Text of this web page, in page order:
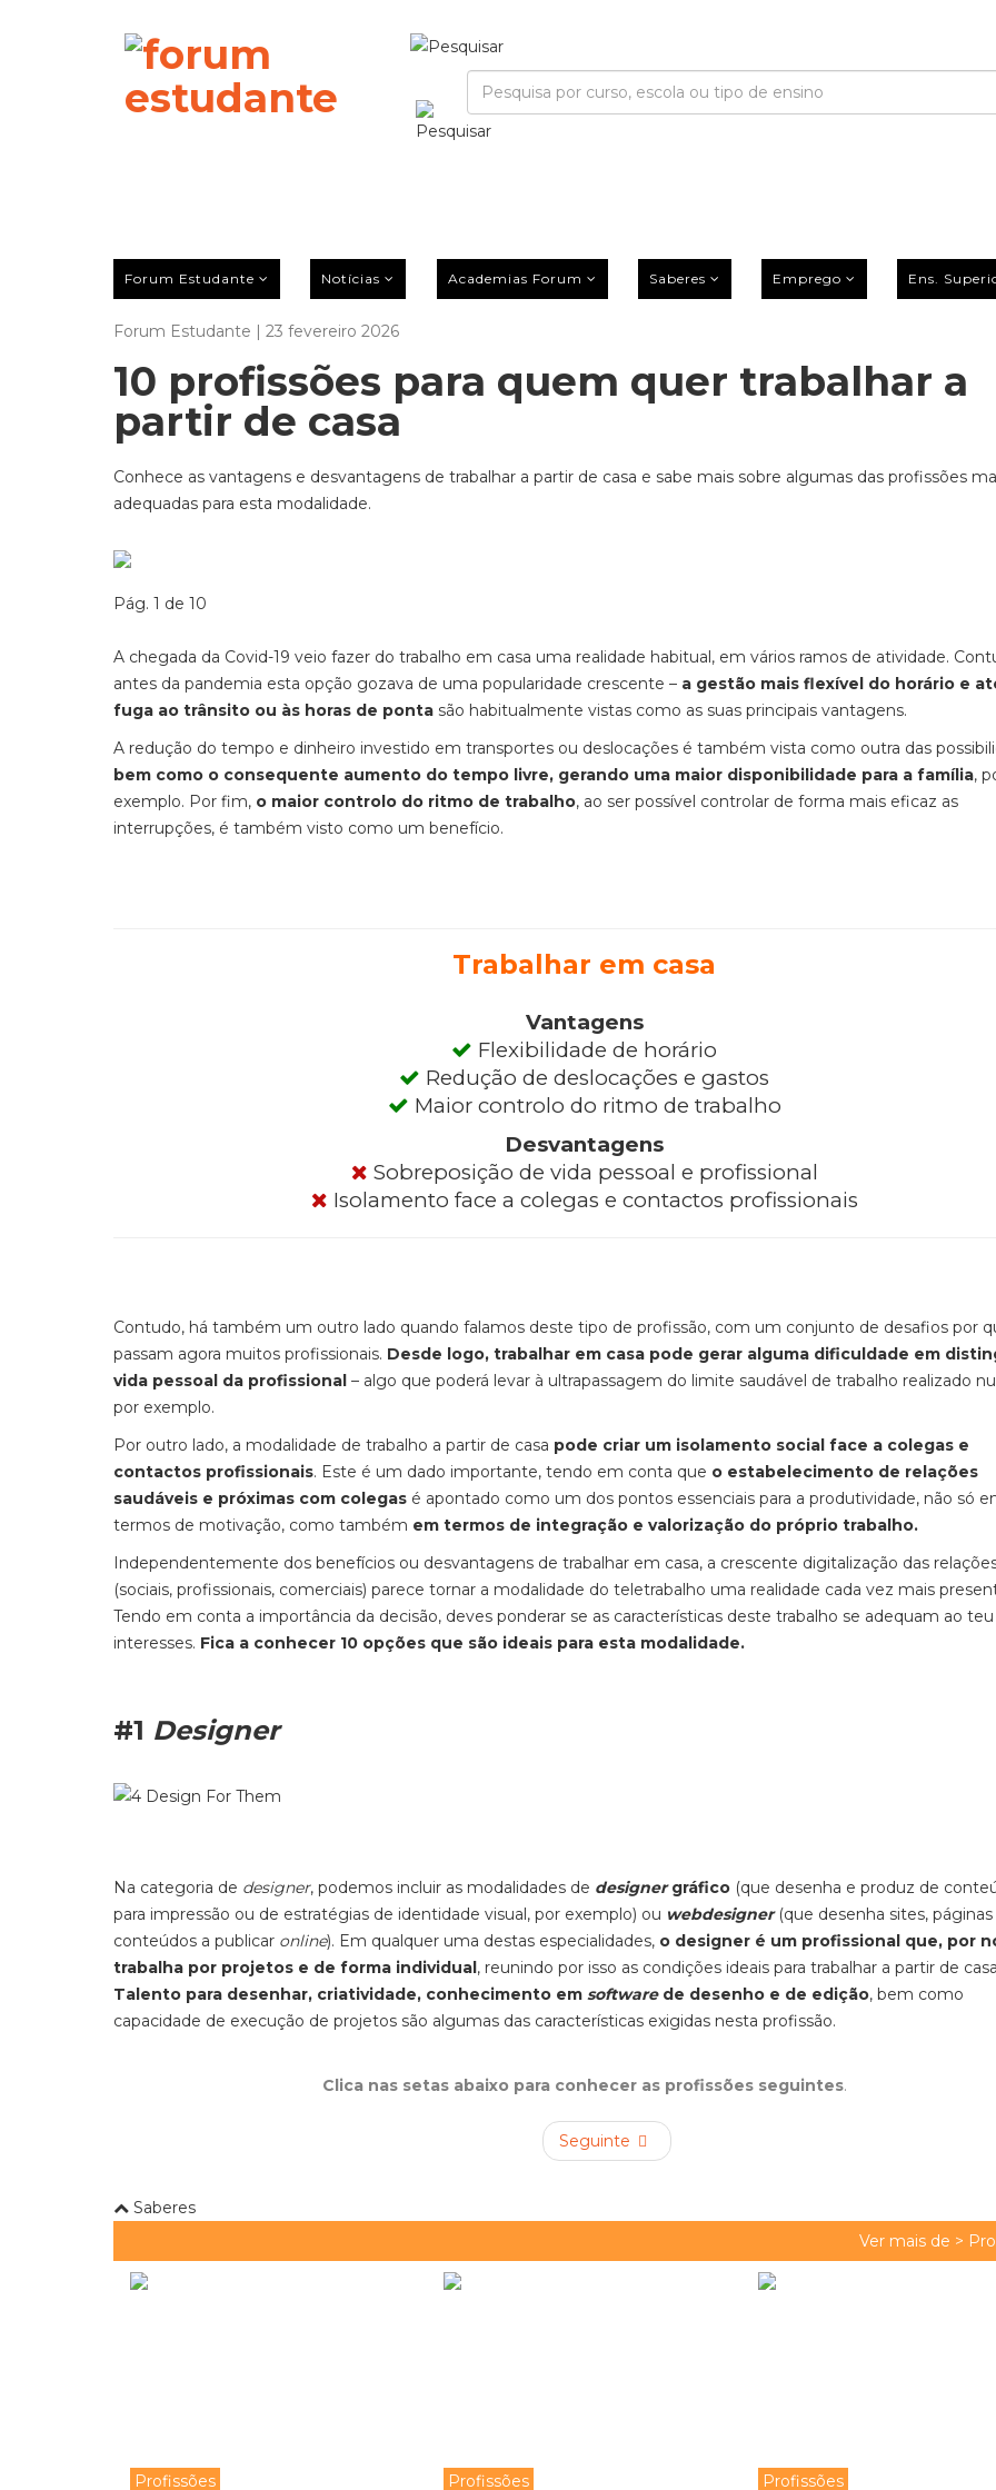
Forum Estudante Notícias Academias Forum Saberes Emprego Ens.
Forum Estudante | 23 fevereiro 2026
10 profissões para quem quer trabalhar a
partir de casa
Conhece as vantagens e desvantagens de trabalhar a partir de casa e sabe mais sobre algumas das profissões
adequadas para esta modalidade.
Pág. 1 de 10
A chegada da Covid-19 veio fazer do trabalho em casa uma realidade habitual, em vários ramos de atividade.
antes da pandemia esta opção gozava de uma popularidade crescente – a gestão mais flexível do horário e
fuga ao trânsito ou às horas de ponta são habitualmente vistas como as suas principais vantagens.
A redução do tempo e dinheiro investido em transportes ou deslocações é também vista como outra das
bem como o consequente aumento do tempo livre, gerando uma maior disponibilidade para a família,
exemplo. Por fim, o maior controlo do ritmo de trabalho, ao ser possível controlar de forma mais eficaz as
interrupções, é também visto como um benefício.
Trabalhar em casa
Vantagens
Flexibilidade de horário
Redução de deslocações e gastos
Maior controlo do ritmo de trabalho
Desvantagens
Sobreposição de vida pessoal e profissional
Isolamento face a colegas e contactos profissionais
Contudo, há também um outro lado quando falamos deste tipo de profissão, com um conjunto de desafios por
passam agora muitos profissionais. Desde logo, trabalhar em casa pode gerar alguma dificuldade em
vida pessoal da profissional – algo que poderá levar à ultrapassagem do limite saudável de trabalho realizado
por exemplo.
Por outro lado, a modalidade de trabalho a partir de casa pode criar um isolamento social face a colegas e
contactos profissionais. Este é um dado importante, tendo em conta que o estabelecimento de relações
saudáveis e próximas com colegas é apontado como um dos pontos essenciais para a produtividade, não só
termos de motivação, como também em termos de integração e valorização do próprio trabalho.
Independentemente dos benefícios ou desvantagens de trabalhar em casa, a crescente digitalização das
(sociais, profissionais, comerciais) parece tornar a modalidade do teletrabalho uma realidade cada vez mais
Tendo em conta a importância da decisão, deves ponderar se as características deste trabalho se adequam ao
interesses. Fica a conhecer 10 opções que são ideais para esta modalidade.
#1 Designer
Na categoria de designer, podemos incluir as modalidades de designergráfico (que desenha e produz de
para impressão ou de estratégias de identidade visual, por exemplo) ou webdesigner(que desenha sites, páginas
conteúdos a publicar online). Em qualquer uma destas especialidades, o designer é um profissional que, por
trabalha por projetos e de forma individual, reunindo por isso as condições ideais para trabalhar a partir de
Talento para desenhar, criatividade, conhecimento em softwarede desenho e de edição, bem como
capacidade de execução de projetos são algumas das características exigidas nesta profissão.
Clica nas setas abaixo para conhecer as profissões seguintes.
Seguinte
Saberes
Ver mais de >
Profissões Profissões Profissões